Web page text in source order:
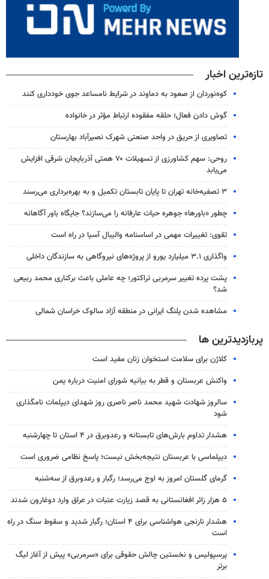
تازه‌ترین اخبار
کوه‌نوردان از صعود به دماوند در شرایط نامساعد جوی خودداری کنند
گوش دادن فعال؛ حلقه مفقوده ارتباط مؤثر در خانواده
تصاویری از حریق در واحد صنعتی شهرک نصیرآباد بهارستان
روحی: سهم کشاورزی از تسهیلات ۷۰ همتی آذربایجان شرقی افزایش
می‌یابد
۳ ﺗﺼﻔﻴﻪ‌ﺧﺎﻧﻪ‌ تهران تا پایان تابستان تکمیل و به بهره‌برداری می‌رسند
چطور «باورها» جوهره حیات عارفانه را می‌سازند؟ جایگاه باور آگاهانه
تقوی: تغییرات مهمی در اساسنامه والیبال آسیا در راه است
واگذاری ۳.۱ میلیارد یورو از پروژه‌های نیروگاهی به سازندگان داخلی
پشت پرده تغییر سرمربی تراکتور؛ چه عاملی باعث برکناری محمد ربیعی
شد؟
مشاهده شدن پلنگ ایرانی در منطقه آزاد سالوک خراسان شمالی
پربازدیدترین ها
کلاژن برای سلامت استخوان زنان مفید است
واکنش عربستان و قطر به بیانیه شورای امنیت درباره یمن
سالروز شهادت شهید محمد ناصر ناصری روز شهدای دیپلمات نامگذاری
شود
هشدار تداوم بارش‌های تابستانه و رعدوبرق در ۴ استان تا چهارشنبه
دیپلماسی با عربستان نتیجه‌بخش نیست؛ پاسخ نظامی ضروری است
گرمای گلستان امروز به اوج می‌رسد؛ رگبار و رعدوبرق از سه‌شنبه
۵ هزار زائر افغانستانی به قصد زیارت عتبات در عراق وارد دوغارون شدند
هشدار نارنجی هواشناسی برای ۴ استان؛ رگبار شدید و سقوط سنگ در راه
است
پرسپولیس و نخستین چالش حقوقی برای «سرمربی» پیش از آغاز لیگ
برتر